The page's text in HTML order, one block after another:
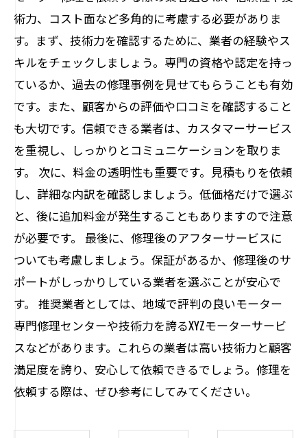
術力、コスト面など多角的に考慮する必要がありま
す。まず、技術力を確認するために、業者の経験やス
キルをチェックしましょう。専門の資格や認定を持っ
ているか、過去の修理事例を見せてもらうことも有効
です。また、顧客からの評価や口コミを確認すること
も大切です。信頼できる業者は、カスタマーサービス
を重視し、しっかりとコミュニケーションを取りま
す。 次に、料金の透明性も重要です。見積もりを依頼
し、詳細な内訳を確認しましょう。低価格だけで選ぶ
と、後に追加料金が発生することもありますので注意
が必要です。 最後に、修理後のアフターサービスに
ついても考慮しましょう。保証があるか、修理後のサ
ポートがしっかりしている業者を選ぶことが安心で
す。 推奨業者としては、地域で評判の良いモーター
専門修理センターや技術力を誇るXYZモーターサービ
スなどがあります。これらの業者は高い技術力と顧客
満足度を誇り、安心して依頼できるでしょう。修理を
依頼する際は、ぜひ参考にしてみてください。